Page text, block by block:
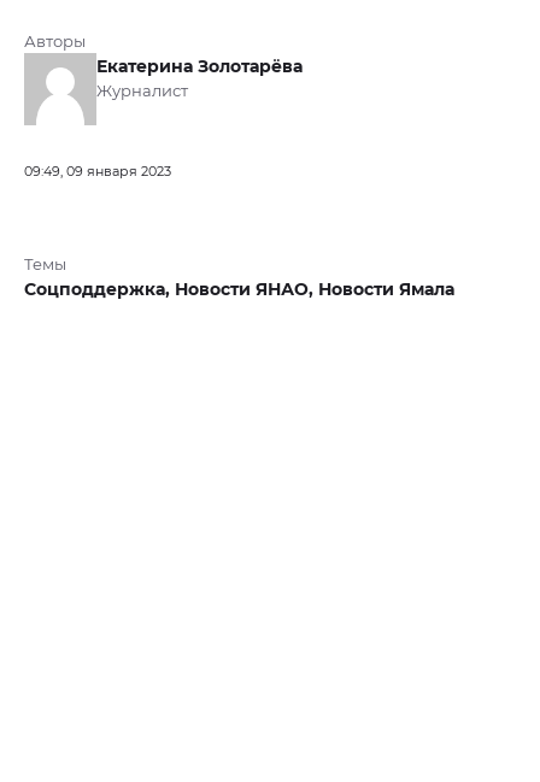
Авторы
Екатерина Золотарёва
Журналист
09:49, 09 января 2023
Темы
Соцподдержка, Новости ЯНАО, Новости Ямала